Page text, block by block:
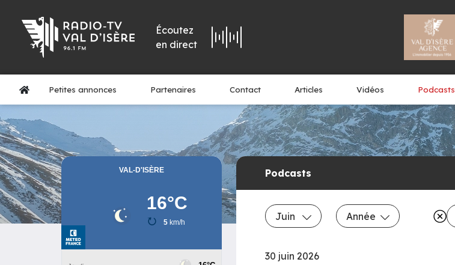
Écoutez
en direct
Petites annonces Partenaires Contact Articles Vidéos Podcasts
Podcasts
Juin Année
30 juin 2026